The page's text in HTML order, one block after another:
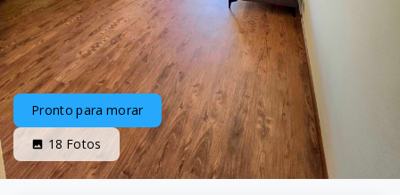
Pronto para morar
18 Fotos